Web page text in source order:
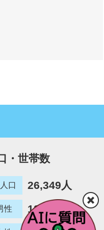
・世帯数
口 26,349人
性 12,780人